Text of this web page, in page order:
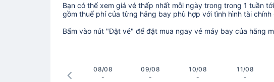
Bạn có thể xem giá vé thấp nhất mỗi ngày trong trong 1 tuần
gồm thuế phí của từng hãng bay phù hợp với tình hình tài chính
Bấm vào nút "Đặt vé" để đặt mua ngay vé máy bay của hãng
08/08
-
09/08
-
10/08
-
11/08
-